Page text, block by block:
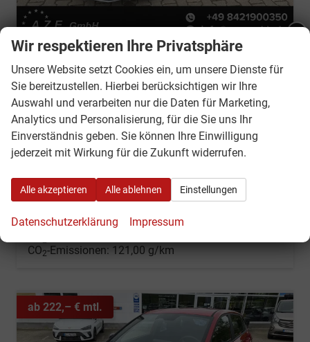
Hyundai i20
Go! Plus 1.0 T-GDI *NAVI*LED*KAMERA*PDC*SH*LHZ*2026!
sofort lieferbar Neuwagen mit Tageszulassung
Fahrzeugnr. 3112 Getriebe Schalt. 6-Gang
Kraftstoff Super E10 Außenfarbe Auroragrau
Leistung 66 kW (90 PS) Kilometerstand 10 km
18.990,– € Wir rufen Sie an
Fahrzeugexposé (PDF)
Fahrzeug parken
Verbrauch kombiniert:5,30 l/100km
CO2-Emissionen: 121,00 g/km
ab 222,– € mtl.
Wir respektieren Ihre Privatsphäre
Unsere Website setzt Cookies ein, um unsere Dienste für
Sie bereitzustellen. Hierbei berücksichtigen wir Ihre
Auswahl und verarbeiten nur die Daten für Marketing,
Analytics und Personalisierung, für die Sie uns Ihr
Einverständnis geben. Sie können Ihre Einwilligung
jederzeit mit Wirkung für die Zukunft widerrufen.
Alle akzeptieren Alle ablehnen Einstellungen
Datenschutzerklärung Impressum
Ankündigung - Betriebsurlaub:
Liebe Kunden - Wir haben vom
10.08.2026 - 21.08. 2026
urlaubsbedingt geschlossen!
Ab dem 24.08.2026 sind wir wieder
wie gewohnt für Sie da.